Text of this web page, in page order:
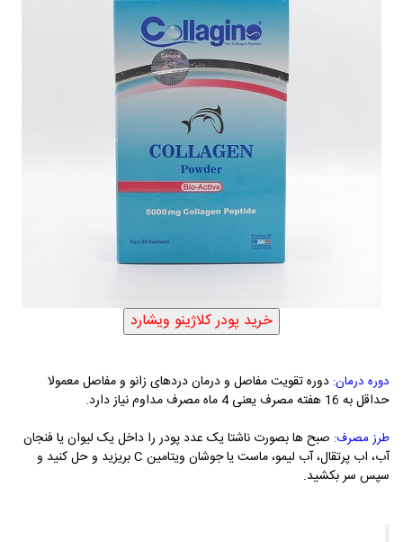
دوره درمان: دوره تقویت مفاصل و درمان دردهای زانو و مفاصل معمولا
حداقل به 16 هفته مصرف یعنی 4 ماه مصرف مداوم نیاز دارد.
طرز مصرف: صبح ها بصورت ناشتا یک عدد پودر را داخل یک لیوان یا فنجان
آب، اب پرتقال، آب لیمو، ماست یا جوشان ویتامین C بریزید و حل کنید و
سپس سر بکشید.